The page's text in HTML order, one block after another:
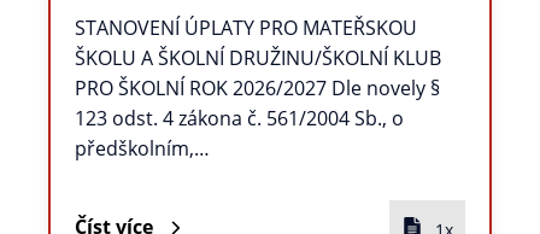
STANOVENÍ ÚPLATY PRO MATEŘSKOU
ŠKOLU A ŠKOLNÍ DRUŽINU/ŠKOLNÍ KLUB
PRO ŠKOLNÍ ROK 2026/2027 Dle novely §
123 odst. 4 zákona č. 561/2004 Sb., o
předškolním,…
Číst více